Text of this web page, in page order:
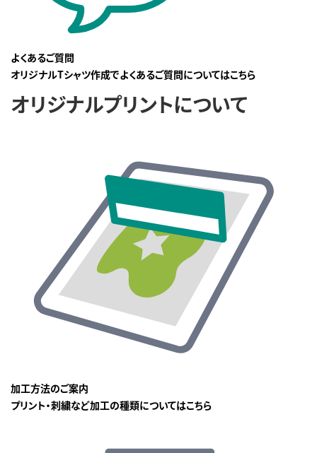
よくあるご質問
オリジナルTシャツ作成でよくあるご質問についてはこちら
オリジナルプリントについて
加工方法のご案内
プリント・刺繍など加工の種類についてはこちら